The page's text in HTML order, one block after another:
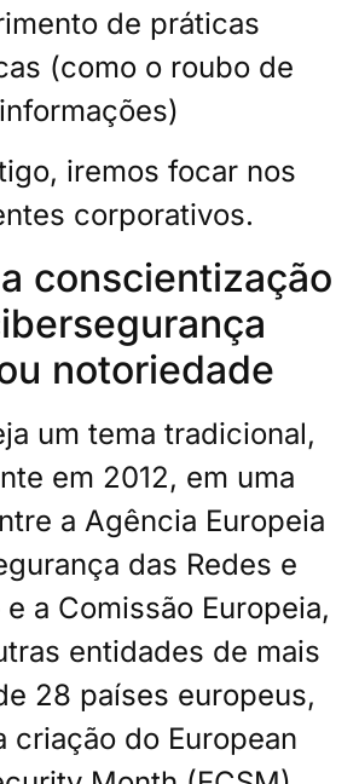
de práticas
(como o roubo de
informações)
iremos focar nos
corporativos.
conscientização
notoriedade
um tema tradicional,
em 2012, em uma
a Agência Europeia
das Redes e
a Comissão Europeia,
entidades de mais
28 países europeus,
criação do European